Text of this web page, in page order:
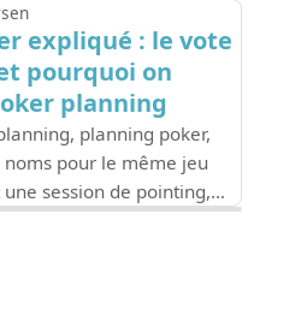
expliqué : le vote
pourquoi on
planning
planning poker,
pour le même jeu
session de pointing,
vote en story points et